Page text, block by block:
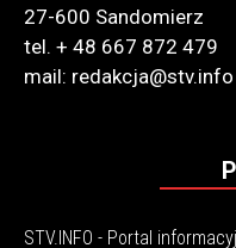
27-600 Sandomierz
tel. + 48 667 872 479
mail: redakcja@stv.info
STV.INFO - Portal